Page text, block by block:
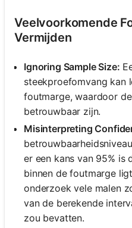
Veelvoorkomende
Vermijden
Ignoring Sample Size:
steekproefomvang kan
foutmarge, waardoor
betrouwbaar zijn.
Misinterpreting
er een kans van 95% is
binnen de foutmarge
onderzoek vele malen
van de berekende
zou bevatten.